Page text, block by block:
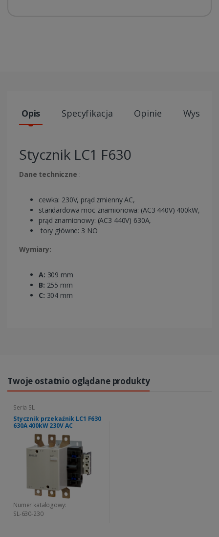
Opis Specyfikacja Opinie Wysyłki
Stycznik LC1 F630
Dane techniczne :
cewka: 230V, prąd zmienny AC,
standardowa moc znamionowa: (AC3 440V) 400kW,
prąd znamionowy: (AC3 440V) 630A,
tory główne: 3 NO
Wymiary:
A: 309 mm
B: 255 mm
C: 304 mm
Twoje ostatnio oglądane produkty
Seria SL
Stycznik przekaźnik LC1 F630
630A 400kW 230V AC
Numer katalogowy:
SL-630-230